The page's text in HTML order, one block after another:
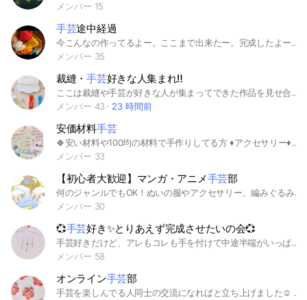
メンバー 15
手芸途中経過
今こんなの作ってるよー。ここまで出来たー。完成したよーっていう写真等をあげていく会。モチベーションの維持や新しいハンドメイドを知るきっかけに… #手芸 #編み物 #かぎ針編み #レジン #ビーズ #趣味 #進捗報告 #ハンドメイド #タティングレース #レース #刺繍 #衣装
メンバー 35
裁縫・手芸好きな人集まれ‼
ここは裁縫や手芸が好きな人が集まってできた作品を見せ合ったり、教えあったりするところだよ‼ 初心者の人でも上級者の人でも誰でもおK‼ 荒らしはやめてね‼
メンバー 43
23 時間前
安価材料手芸
🍀安い材料や100均の材料で手作りしてる方 ♦️アクセサリー♦️毛糸 ♦️ピーズ ♦️レジン ♦️布 ♦️刺繍 ♦️フェルトなど他 🍀おすすめ材料情報交換 🍀手芸道具のおすすめ情報交換 🍀販売してる方の情報交換
メンバー 33
【初心者大歓迎】マンガ・アニメ手芸部
何のジャンルでもOK！ぬいの服やアクセサリー、編みぐるみ、お菓子作りなどみんなで盛り上がりませんか？ #アニメ #マンガ #手芸 #かぎ針 #ぬいぐるみ #写真 #鬼滅の刃 #刀剣乱舞 #ツイステッドワンダーランド #呪術廻戦
メンバー 30
💞手芸好き✨とりあえず完成させたいの会💞
手芸好きだけど、アレもコレも手を付けて中途半端がいっぱい😱なんてこと、ないですか❓ みんなでチャットや写真を通じて、モチベーションを上げたり、作り方デザインのアイディア等出し合って、なるべく作品を完成させましょう❗ みんなで各々の作品作りの手助けになる、そんなオープンチャットにしたいです😍 手芸でくくりますが、これは手芸だ❗と思えばそれでいいです🤗 性別❓そんなの関係ない🥰 ⚠️未成年のみんなは保護者の人に許可を得て参加してね⚠️ #手芸 #ハンドクラフト #裁縫 #手縫い #ミシン #編み物 #かぎ針編み #棒針編み #手芸男子 #中途半端 #下手の横好き #趣味
メンバー 58
オンライン手芸部
手芸を楽しんでる人同士の交流になればと立ち上げました☺️ ビデオチャットなどでのオンライン手芸会もできれば楽しいなと思っています♡ こんなの作ってるよ！やこれどうするの？など 色々な手芸の情報交換をしながらモチベーションを高め合いましょ🎵 #編み物 #棒針編み #かぎ針編み #裁縫 #刺繍 #パッチワーク #ニードルフェルト #ビーズ刺繍 #ミニチュア #フェイクフード など♡